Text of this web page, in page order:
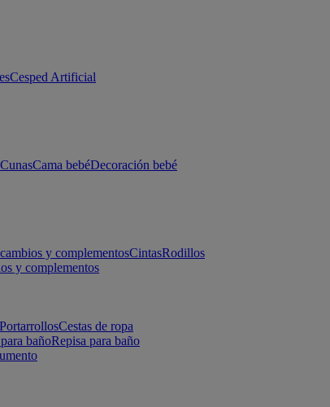
Cesped Artificial
CunasCama bebéDecoración bebé
y complementosCintasRodillos
y complementos
PortarrollosCestas de ropa
bañoRepisa para baño